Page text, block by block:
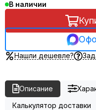
В наличии
Нашли дешевле?
Описание
Калькулятор доставки